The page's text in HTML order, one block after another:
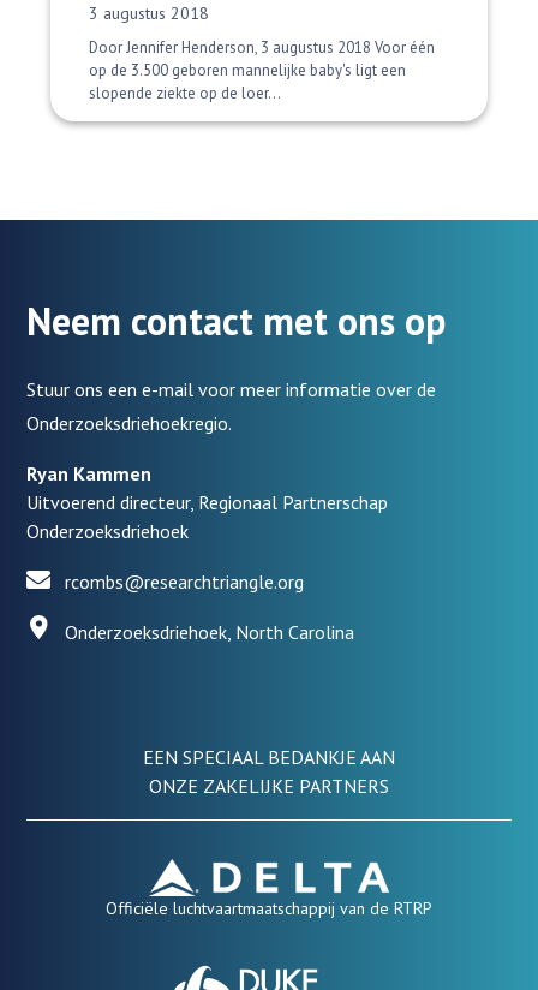
Datum gepubliceerd:
3 augustus 2018
Door Jennifer Henderson, 3 augustus 2018 Voor één
op de 3.500 geboren mannelijke baby's ligt een
slopende ziekte op de loer...
Neem contact met ons op
Stuur ons een e-mail voor meer informatie over de
Onderzoeksdriehoekregio.
Ryan Kammen
Uitvoerend directeur, Regionaal Partnerschap
Onderzoeksdriehoek
rcombs@researchtriangle.org
Onderzoeksdriehoek, North Carolina
EEN SPECIAAL BEDANKJE AAN
ONZE ZAKELIJKE PARTNERS
Officiële luchtvaartmaatschappij van de RTRP